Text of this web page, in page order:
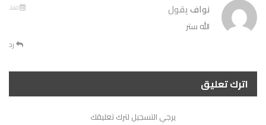
نوافيقول منذ
الله ستر
رد
اترك تعليق
يرجي التسجيل لترك تعليقك